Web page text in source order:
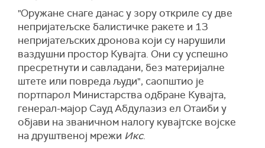
"Оружане снаге данас у зору откриле су две
непријатељске балистичке ракете и 13
непријатељских дронова који су нарушили
ваздушни простор Кувајта. Они су успешно
пресретнути и савладани, без материјалне
штете или повреда људи", саопштио је
портпарол Министарства одбране Кувајта,
генерал-мајор Сауд Абдулазиз ел Отаиби у
објави на званичном налогу кувајтске војске
на друштвеној мрежи Икс.